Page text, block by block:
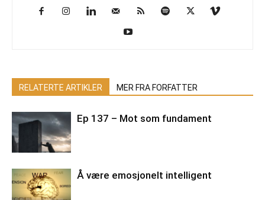
RELATERTE ARTIKLER MER FRA FORFATTER
Ep 137 – Mot som fundament
Å være emosjonelt intelligent